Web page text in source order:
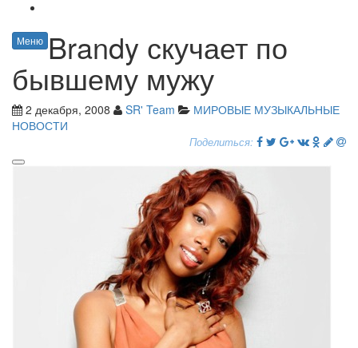
Меню Brandy скучает по
бывшему мужу
2 декабря, 2008 SR' Team
МИРОВЫЕ МУЗЫКАЛЬНЫЕ
НОВОСТИ
Поделиться: